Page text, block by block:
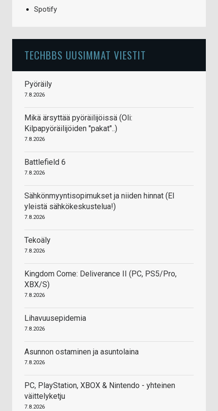
Spotify
TECHBBS UUSIMMAT VIESTIT
Pyöräily
7.8.2026
Mikä ärsyttää pyöräilijöissä (Oli:
Kilpapyöräilijöiden "pakat"..)
7.8.2026
Battlefield 6
7.8.2026
Sähkönmyyntisopimukset ja niiden hinnat (EI
yleistä sähkökeskustelua!)
7.8.2026
Tekoäly
7.8.2026
Kingdom Come: Deliverance II (PC, PS5/Pro,
XBX/S)
7.8.2026
Lihavuusepidemia
7.8.2026
Asunnon ostaminen ja asuntolaina
7.8.2026
PC, PlayStation, XBOX & Nintendo - yhteinen
väittelyketju
7.8.2026